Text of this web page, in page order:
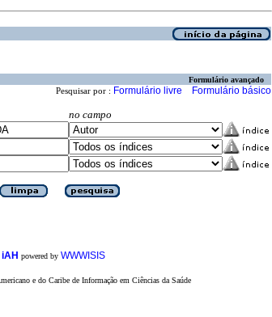
Formulário avançado
Pesquisar por : Formulário livre Formulário básico
no campo
iAH powered by WWWISIS
e do Caribe de Informação em Ciências da Saúde